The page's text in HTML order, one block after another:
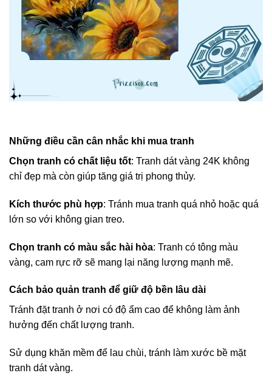
Những điều cần cân nhắc khi mua tranh
Chọn tranh có chất liệu tốt: Tranh dát vàng 24K không
chỉ đẹp mà còn giúp tăng giá trị phong thủy.
Kích thước phù hợp: Tránh mua tranh quá nhỏ hoặc quá
lớn so với không gian treo.
Chọn tranh có màu sắc hài hòa: Tranh có tông màu
vàng, cam rực rỡ sẽ mang lại năng lượng mạnh mẽ.
Cách bảo quản tranh để giữ độ bền lâu dài
Tránh đặt tranh ở nơi có độ ẩm cao để không làm ảnh
hưởng đến chất lượng tranh.
Sử dụng khăn mềm để lau chùi, tránh làm xước bề mặt
tranh dát vàng.